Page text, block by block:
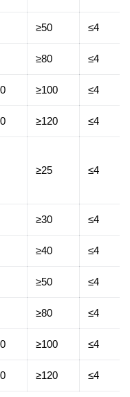
≥50 ≤4
≥80 ≤4
≥100 ≤4
≥120 ≤4
≥25 ≤4
≥30 ≤4
≥40 ≤4
≥50 ≤4
≥80 ≤4
≥100 ≤4
≥120 ≤4